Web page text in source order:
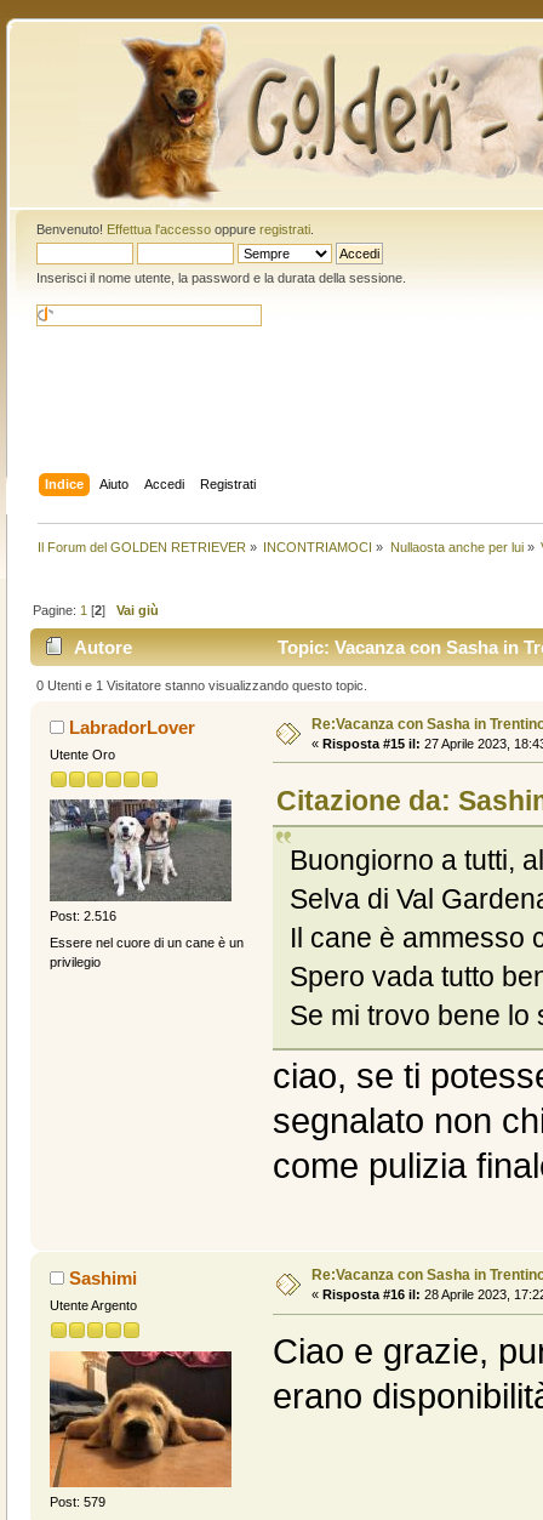
Benvenuto! Effettua l'accessooppure registrati.
Inserisci il nome utente, la password e la durata della sessione.
Indice Aiuto Accedi Registrati
Il Forum del GOLDEN RETRIEVER » INCONTRIAMOCI » Nullaosta anche per lui»
Pagine: 1 [2]Vai giù
Autore Topic: Vacanza con Sasha in
0 Utenti e 1 Visitatore stanno visualizzando questo topic.
LabradorLover
Utente Oro
Post: 2.516
Essere nel cuore di un cane è un
privilegio
Re:Vacanza con Sasha in
« Risposta #15 il: 27 Aprile 2023,
Citazione da:
Buongiorno a tutti,
Selva di Val
Il cane è ammesso
Spero vada tutto
Se mi trovo bene lo
ciao, se ti
segnalato non
come pulizia
Sashimi
Utente Argento
Post: 579
Re:Vacanza con Sasha in
« Risposta #16 il: 28 Aprile 2023,
Ciao e grazie,
erano